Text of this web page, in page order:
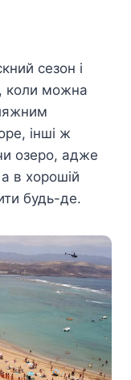
сезон і
коли можна
інші ж
озеро, адже
в хорошій
будь-де.